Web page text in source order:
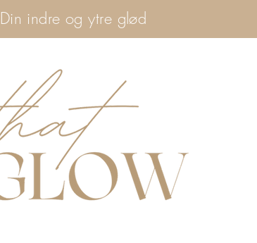
Din indre og ytre glød